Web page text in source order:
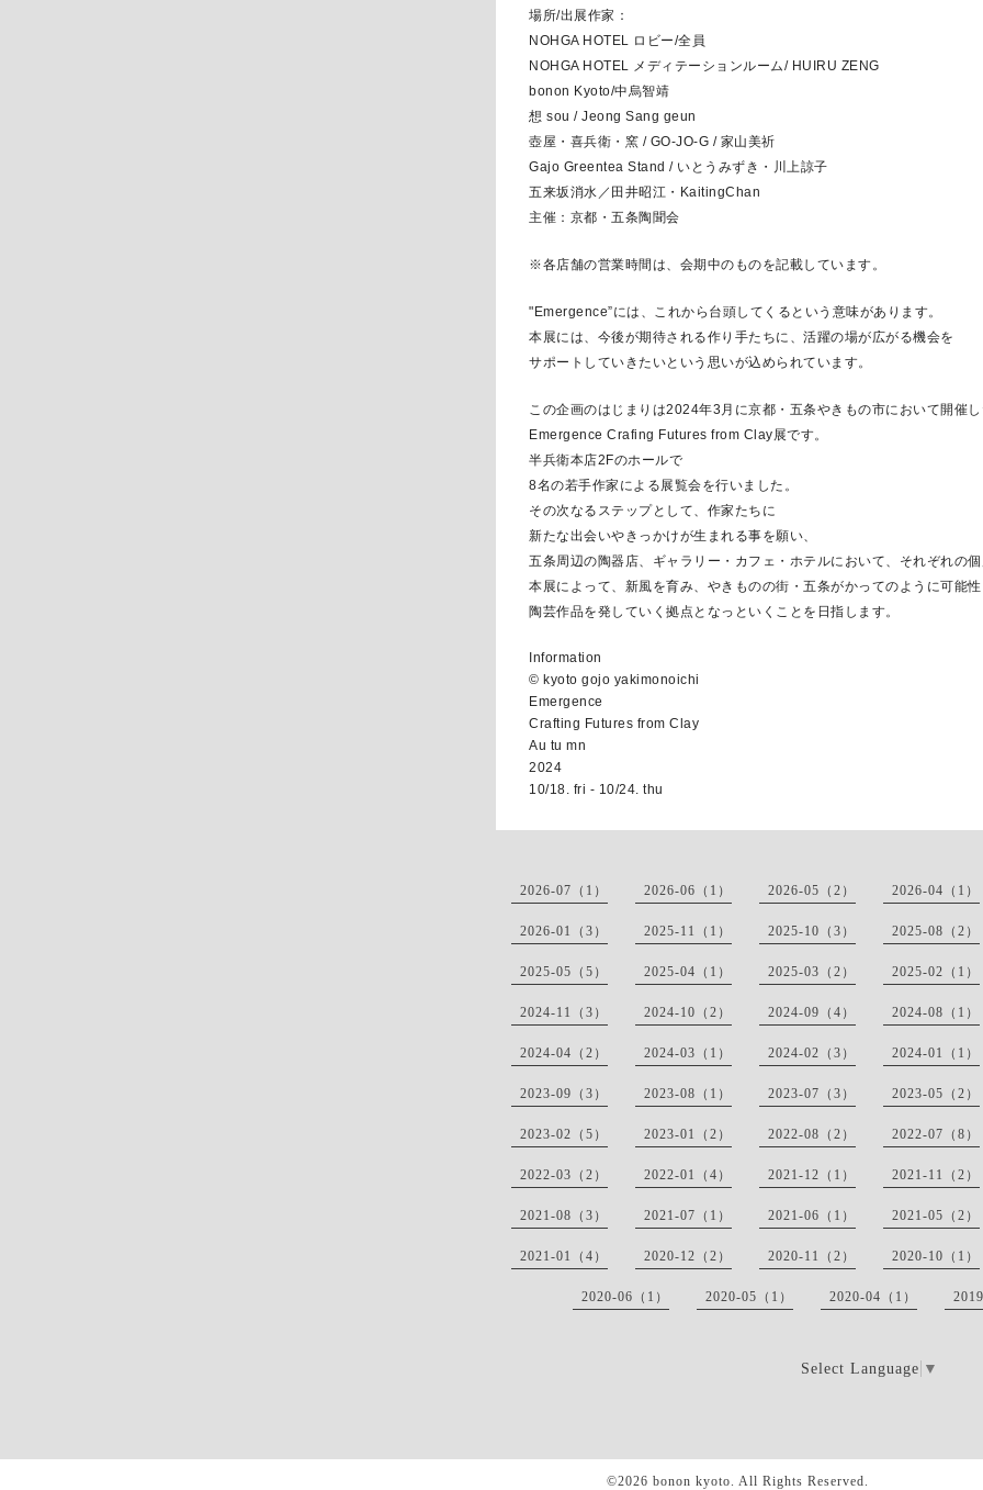
場所/出展作家：
NOHGA HOTEL ロビー/全員
NOHGA HOTEL メディテーションルーム/ HUIRU ZENG
bonon Kyoto/中烏智靖
想 sou / Jeong Sang geun
壺屋・喜兵衛・窯 / GO-JO-G / 家山美祈
Gajo Greentea Stand / いとうみずき・川上諒子
五来坂消水／田井昭江・KaitingChan
主催：京都・五条陶聞会
※各店舗の営業時間は、会期中のものを記載しています。
"Emergence”には、 これから台頭してくるという意味があります。
本展には、今後が期待される作り手たちに、 活躍の場が広がる機会を
サポートしていきたいという思いが込めら れています。
この企画のはじまりは2024年3月に京都・ 五条やきもの市において開催
Emergence Crafing Futures from Clay展です。
半兵衛本店2Fのホールで
8名の若手作家による展覧会を行いました。
その次なるステップとして、 作家たちに
新たな出会いやきっかけが生まれる事を願い、
五条周辺の陶器店、ギャラリー・カフェ・ホテルにおいて、
それぞれの
本展によって、新風を育み、やきものの街・ 五条がかってのように可能
陶芸作品を発していく拠点と なっといくことを日指します。
Information
© kyoto gojo yakimonoichi
Emergence
Crafting Futures from Clay
Au tu mn
2024
10/18. fri - 10/24. thu
2026-07（1） 2026-06（1） 2026-05（2） 2026-04（1）
2026-01（3） 2025-11（1） 2025-10（3） 2025-08（2）
2025-05（5） 2025-04（1） 2025-03（2） 2025-02（1）
2024-11（3） 2024-10（2） 2024-09（4） 2024-08（1）
2024-04（2） 2024-03（1） 2024-02（3） 2024-01（1）
2023-09（3） 2023-08（1） 2023-07（3） 2023-05（2）
2023-02（5） 2023-01（2） 2022-08（2） 2022-07（8）
2022-03（2） 2022-01（4） 2021-12（1） 2021-11（2）
2021-08（3） 2021-07（1） 2021-06（1） 2021-05（2）
2021-01（4） 2020-12（2） 2020-11（2） 2020-10（1）
2020-06（1） 2020-05（1） 2020-04（1）
Select Language ▼
©2026 bonon kyoto. All Rights Reserved.